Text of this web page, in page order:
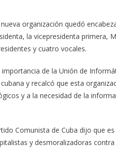
organización quedó
la vicepresidenta primera,
y cuatro vocales.
de la Unión de
y recalcó que esta
y a la necesidad de la
Comunista de Cuba dijo que
y desmoralizadoras contra